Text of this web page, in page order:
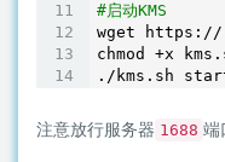
#启动KMS
wget https://
chmod +x
./kms.sh
注意放行服务器 1688 端